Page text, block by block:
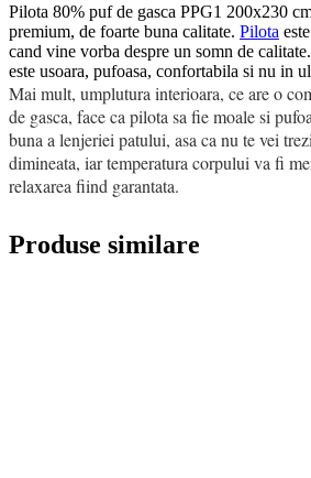
Pilota 80% puf de gasca PPG1 200x230
premium, de foarte buna calitate. Pilota
cand vine vorba despre un somn de
este usoara, pufoasa, confortabila si nu in
Mai mult, umplutura interioara, ce are o
de gasca, face ca pilota sa fie moale si
buna a lenjeriei patului, asa ca nu te vei
dimineata, iar temperatura corpului va fi
relaxarea fiind garantata.
Produse similare